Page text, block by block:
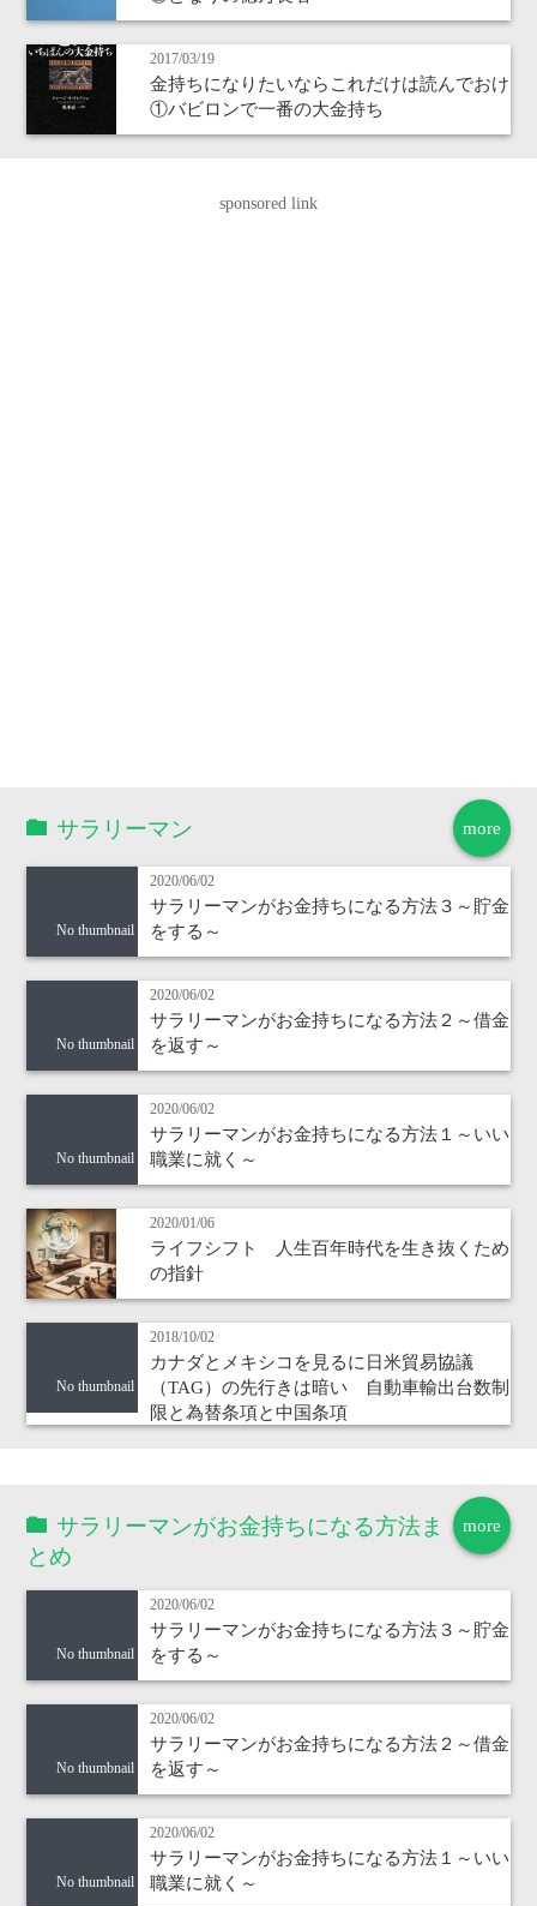
2017/03/19
金持ちになりたいならこれだけは読んでおけ
①バビロンで一番の大金持ち
sponsored link
more
サラリーマン
No thumbnail
2020/06/02
サラリーマンがお金持ちになる方法３～貯金
をする～
No thumbnail
2020/06/02
サラリーマンがお金持ちになる方法２～借金
を返す～
No thumbnail
2020/06/02
サラリーマンがお金持ちになる方法１～いい
職業に就く～
2020/01/06
ライフシフト 人生百年時代を生き抜くため
の指針
No thumbnail
2018/10/02
カナダとメキシコを見るに日米貿易協議
（TAG）の先行きは暗い 自動車輸出台数制
限と為替条項と中国条項
more
サラリーマンがお金持ちになる方法ま
とめ
No thumbnail
2020/06/02
サラリーマンがお金持ちになる方法３～貯金
をする～
No thumbnail
2020/06/02
サラリーマンがお金持ちになる方法２～借金
を返す～
No thumbnail
2020/06/02
サラリーマンがお金持ちになる方法１～いい
職業に就く～